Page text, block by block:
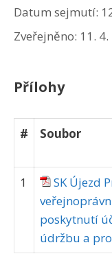
Datum sejmutí:
Zveřejněno: 11.
Přílohy
# Soubor
1
SK Újezd
poskytnutí
údržbu a